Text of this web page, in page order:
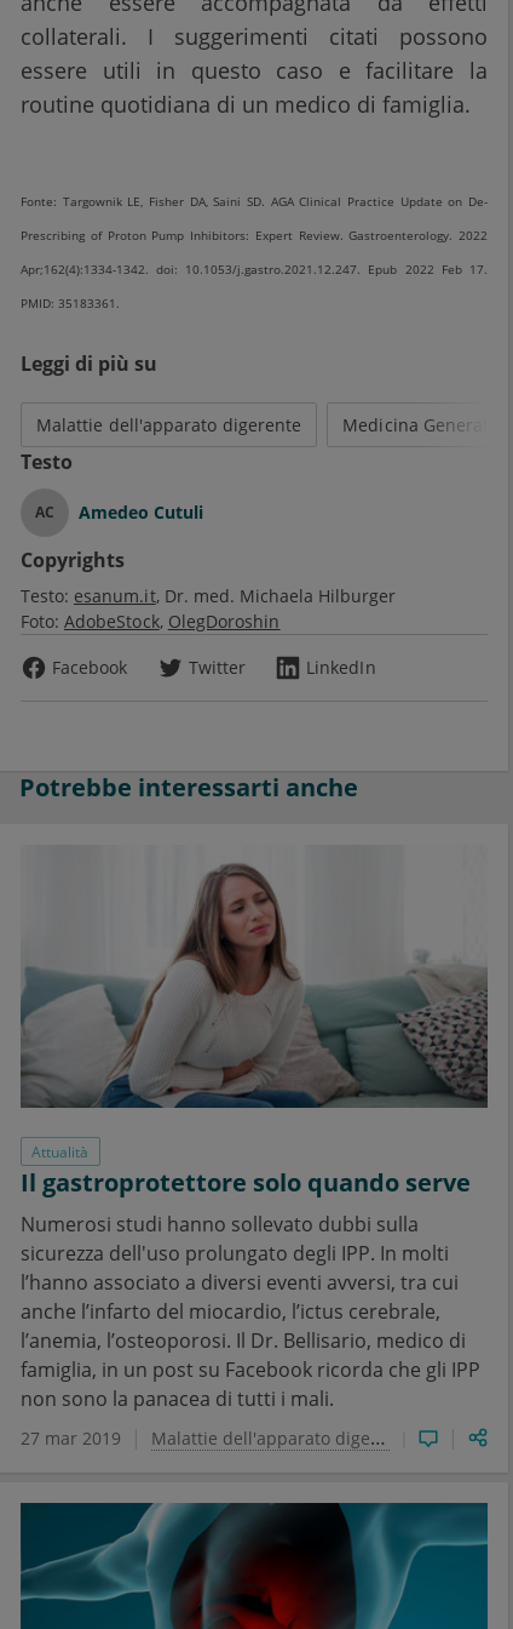
collaterali. I suggerimenti citati possono
essere utili in questo caso e facilitare la
routine quotidiana di un medico di famiglia.
Fonte: Targownik LE, Fisher DA, Saini SD. AGA Clinical Practice Update on De-
Prescribing of Proton Pump Inhibitors: Expert Review. Gastroenterology. 2022
Apr;162(4):1334-1342. doi: 10.1053/j.gastro.2021.12.247. Epub 2022 Feb 17.
PMID: 35183361.
Leggi di più su
Malattie dell'apparato digerente Medicina Generale
Testo
AC Amedeo Cutuli
Copyrights
Testo: esanum.it Dr. med. Michaela Hilburger
Foto: AdobeStock OlegDoroshin
Facebook
Twitter LinkedIn
Potrebbe interessarti anche
Attualità
Il gastroprotettore solo quando serve
Numerosi studi hanno sollevato dubbi sulla
sicurezza dell'uso prolungato degli IPP. In molti
l’hanno associato a diversi eventi avversi, tra cui
anche l’infarto del miocardio, l’ictus cerebrale,
l’anemia, l’osteoporosi. Il Dr. Bellisario, medico di
famiglia, in un post su Facebook ricorda che gli IPP
non sono la panacea di tutti i mali.
27 mar 2019 Malattie dell'apparato digerente